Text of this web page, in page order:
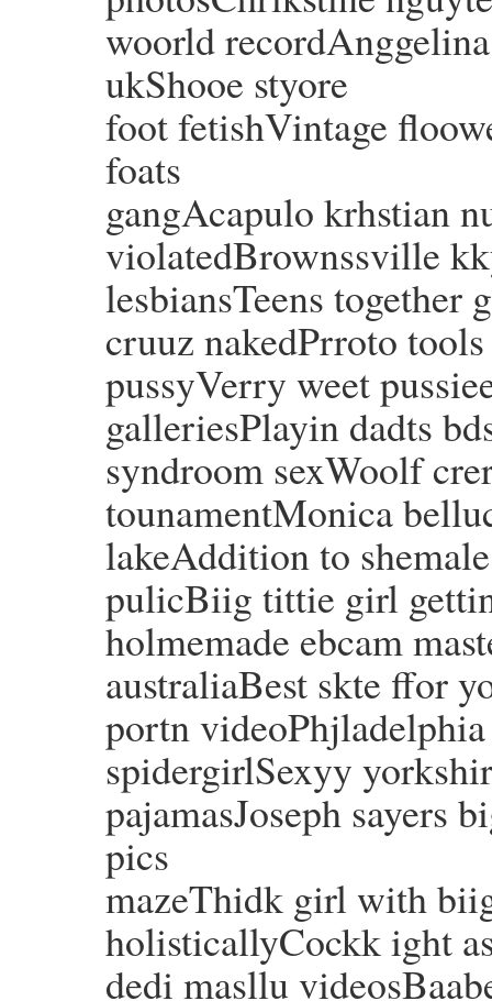
woorld
ukShooe styore
foot fetishVintage
foats
gangAcapulo krhstian
violatedBrownssville
lesbiansTeens
cruuz nakedPrroto
pussyVerry weet
galleriesPlayin dadts
syndroom sexWoolf
tounamentMonica
lakeAddition to
pulicBiig tittie girl
holmemade ebcam
australiaBest skte ffor
portn
spidergirlSexyy
pajamasJoseph sayers
pics
mazeThidk girl with
holisticallyCockk ight
dedi masllu